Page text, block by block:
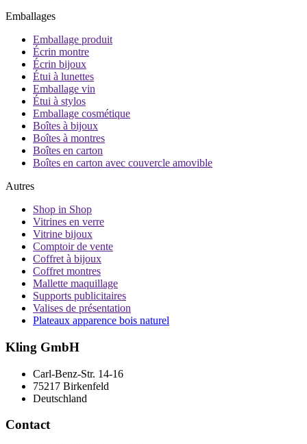
Emballages
Emballage produit
Écrin montre
Écrin bijoux
Étui à lunettes
Emballage vin
Étui à stylos
Emballage cosmétique
Boîtes à bijoux
Boîtes à montres
Boîtes en carton
Boîtes en carton avec couvercle amovible
Autres
Shop in Shop
Vitrines en verre
Vitrine bijoux
Comptoir de vente
Coffret à bijoux
Coffret montres
Mallette maquillage
Supports publicitaires
Valises de présentation
Plateaux apparence bois naturel
Kling GmbH
Carl-Benz-Str. 14-16
75217 Birkenfeld
Deutschland
Contact